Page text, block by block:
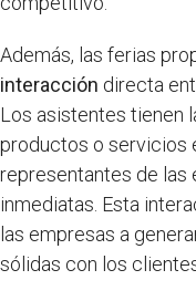
Además, las ferias
interacción directa
Los asistentes tienen
productos o servicios
representantes de las
inmediatas. Esta
las empresas a
sólidas con los